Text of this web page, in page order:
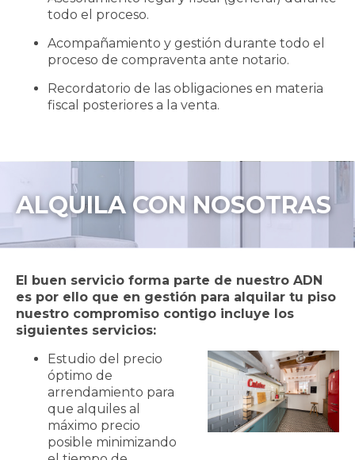
todo el proceso.
Acompañamiento y gestión durante todo el
proceso de compraventa ante notario.
Recordatorio de las obligaciones en materia
fiscal posteriores a la venta.
ALQUILA CON NOSOTRAS
El buen servicio forma parte de nuestro ADN
es por ello que en gestión para alquilar tu piso
nuestro compromiso contigo incluye los
siguientes servicios:
Estudio del precio
óptimo de
arrendamiento para
que alquiles al
máximo precio
posible minimizando